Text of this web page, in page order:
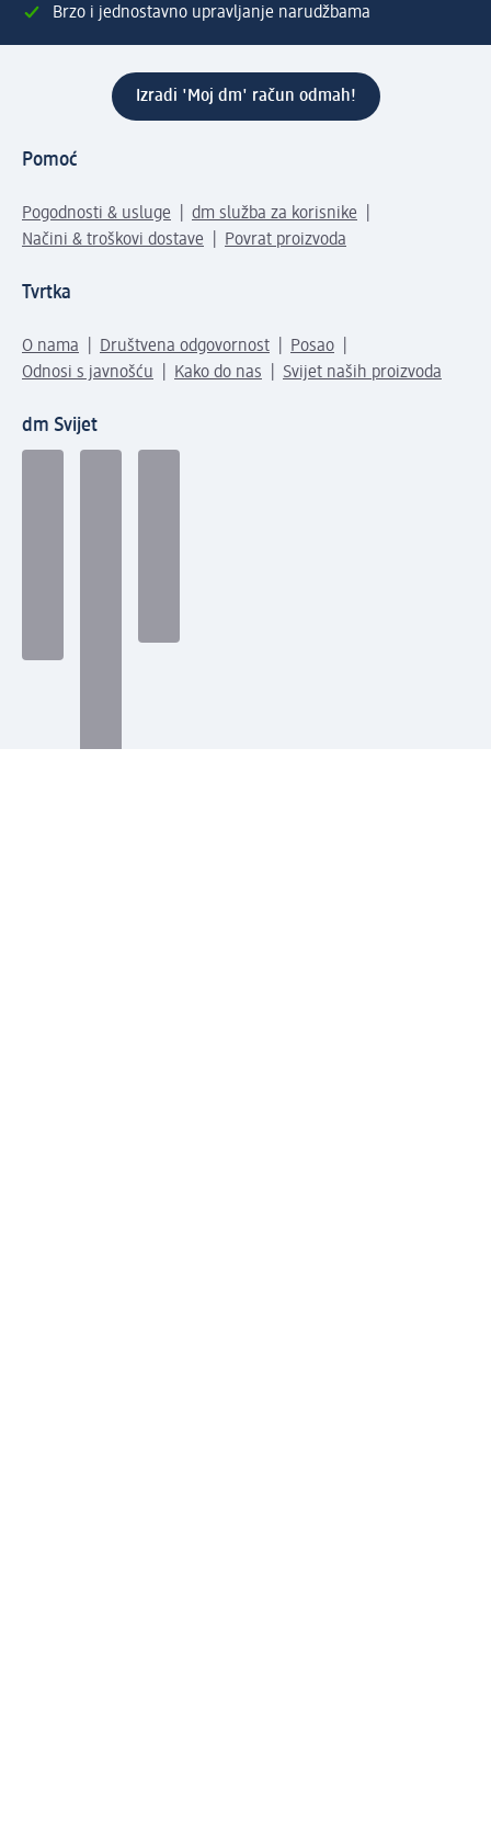
Brzo i jednostavno upravljanje narudžbama
Izradi 'Moj dm' račun odmah!
Pomoć
Pogodnosti & usluge
dm služba za korisnike
Načini & troškovi dostave
Povrat proizvoda
Tvrtka
O nama Društvena odgovornost
Posao
Odnosi s javnošću
Kako do nas Svijet naših proizvoda
dm Svijet